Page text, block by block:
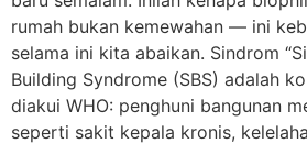
rumah bukan kemewahan — ini
selama ini kita abaikan. Sindrom
Building Syndrome (SBS) adalah
diakui WHO: penghuni bangunan
seperti sakit kepala kronis,